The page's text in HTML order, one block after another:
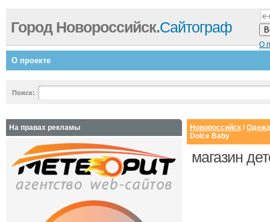
О
Город Новороссийск.Сайтограф
О проекте
Поиск:
Новороссийск /
Dolce Baby
магазин
На правах рекламы